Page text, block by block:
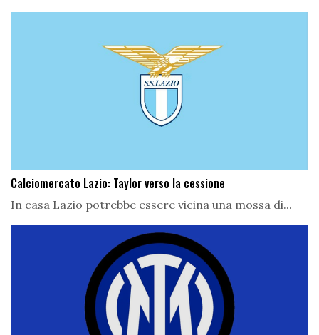
Calciomercato Lazio: Taylor verso la cessione
In casa Lazio potrebbe essere vicina una mossa di...